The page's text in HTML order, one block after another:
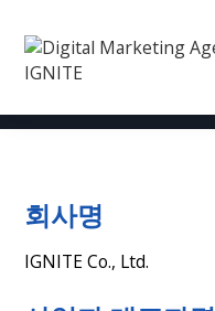
회사명
IGNITE Co., Ltd.